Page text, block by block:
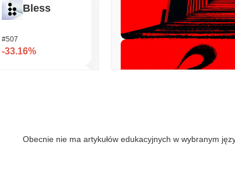
Bless
#507
-33.16%
Obecnie nie ma artykułów edukacyjnych w wybranym